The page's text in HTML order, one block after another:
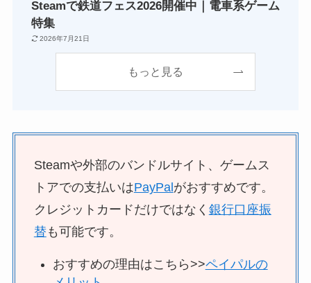
Steamで鉄道フェス2026開催中｜電車系ゲーム
特集
2026年7月21日
もっと見る
Steamや外部のバンドルサイト、ゲームス
トアでの支払いはPayPal がおすすめです。
クレジットカードだけではなく 銀行口座振
替も可能です。
おすすめの理由はこちら>>ペイパルの